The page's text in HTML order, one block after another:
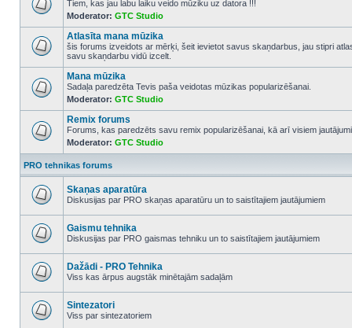
No
unread
posts
Tiem, kas jau labu laiku veido mūziku uz datora !!!
Moderator: GTC Studio
No
unread
posts
Atlasīta mana mūzika
šis forums izveidots ar mērķi, šeit ievietot savus skaņdarbus, jau stipri
savu skaņdarbu vidū izcelt.
No
unread
posts
Mana mūzika
Sadaļa paredzēta Tevis paša veidotas mūzikas popularizēšanai.
Moderator: GTC Studio
No
unread
posts
Remix forums
Forums, kas paredzēts savu remix popularizēšanai, kā arī visiem
Moderator: GTC Studio
PRO tehnikas forums
unread
posts
Skaņas aparatūra
Diskusijas par PRO skaņas aparatūru un to saistītajiem jautājumiem
unread
posts
Gaismu tehnika
Diskusijas par PRO gaismas tehniku un to saistītajiem jautājumiem
unread
posts
Dažādi - PRO Tehnika
Viss kas ārpus augstāk minētajām sadaļām
Sintezatori
Viss par sintezatoriem